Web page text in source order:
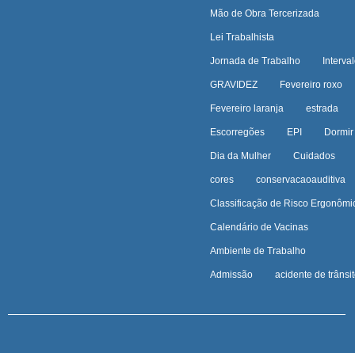
Mão de Obra Tercerizada
Lei Trabalhista
Jornada de Trabalho
GRAVIDEZ Fevereiro roxo
Fevereiro laranja estrada
Escorregões EPI Dormir
Dia da Mulher Cuidados
cores conservacaoauditiva
Classificação de Risco
Calendário de Vacinas
Ambiente de Trabalho
Admissão acidente de